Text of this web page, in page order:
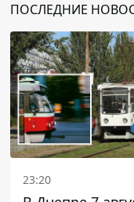
ПОСЛЕДНИЕ
23:20